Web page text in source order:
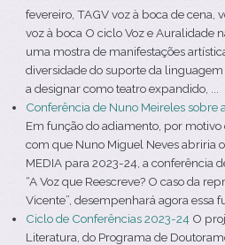
fevereiro, TAGV voz à boca de cena,
voz à boca O ciclo Voz e Auralidade
uma mostra de manifestações
diversidade do suporte da
a designar como teatro expandido, ...
Conferência de Nuno Meireles sobre
Em função do adiamento, por
com que Nuno Miguel Neves abriria
MEDIA para 2023-24, a conferência
“A Voz que Reescreve? O caso da
Vicente”, desempenhará agora essa
Ciclo de Conferências 2023-24 O
Literatura, do Programa de